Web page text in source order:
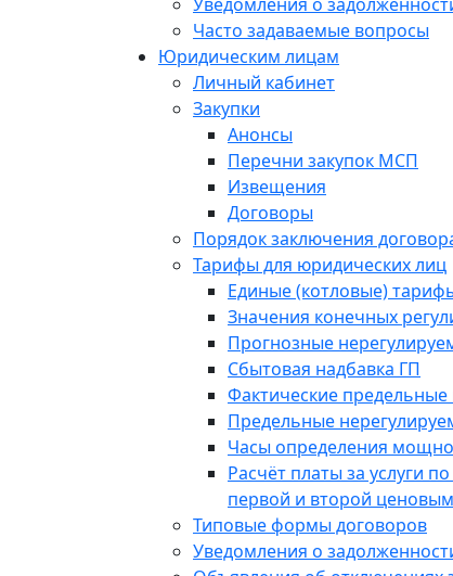
Часто задаваемые вопросы
Юридическим лицам
Личный кабинет
Закупки
Анонсы
Перечни закупок МСП
Извещения
Договоры
Порядок заключения
Тарифы для юридических лиц
Единые (котловые)
Значения конечных
Прогнозные
Сбытовая надбавка ГП
Фактические
Предельные
Часы определения
Расчёт платы за услуги
первой и второй
Типовые формы договоров
Уведомления о